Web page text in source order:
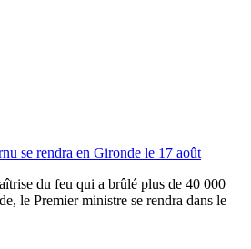
se rendra en Gironde le 17 août
du feu qui a brûlé plus de 40 000
le Premier ministre se rendra dans le